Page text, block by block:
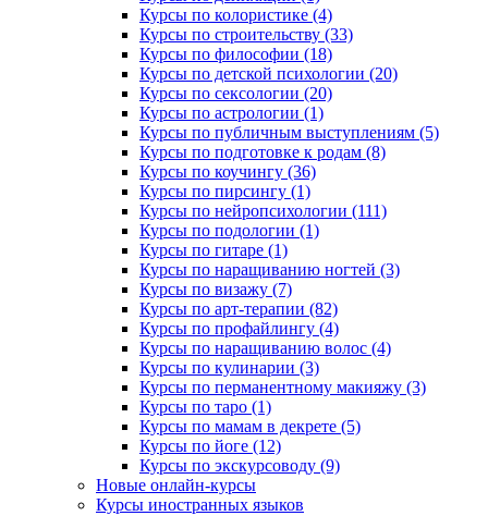
Курсы по колористике (4)
Курсы по строительству (33)
Курсы по философии (18)
Курсы по детской психологии (20)
Курсы по сексологии (20)
Курсы по астрологии (1)
Курсы по публичным выступлениям (5)
Курсы по подготовке к родам (8)
Курсы по коучингу (36)
Курсы по пирсингу (1)
Курсы по нейропсихологии (111)
Курсы по подологии (1)
Курсы по гитаре (1)
Курсы по наращиванию ногтей (3)
Курсы по визажу (7)
Курсы по арт-терапии (82)
Курсы по профайлингу (4)
Курсы по наращиванию волос (4)
Курсы по кулинарии (3)
Курсы по перманентному макияжу (3)
Курсы по таро (1)
Курсы по мамам в декрете (5)
Курсы по йоге (12)
Курсы по экскурсоводу (9)
Новые онлайн‑курсы
Курсы иностранных языков